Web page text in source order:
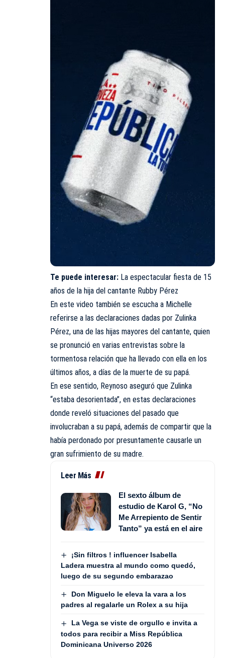
Te puede interesar: La espectacular fiesta de 15
años de la hija del cantante Rubby Pérez
En este video también se escucha a Michelle
referirse a las declaraciones dadas por Zulinka
Pérez, una de las hijas mayores del cantante, quien
se pronunció en varias entrevistas sobre la
tormentosa relación que ha llevado con ella en los
últimos años, a días de la muerte de su papá.
En ese sentido, Reynoso aseguró que Zulinka
“estaba desorientada”, en estas declaraciones
donde reveló situaciones del pasado que
involucraban a su papá, además de compartir que la
había perdonado por presuntamente causarle un
gran sufrimiento de su madre.
Leer Más
El sexto álbum de
estudio de Karol G, “No
Me Arrepiento de Sentir
Tanto” ya está en el aire
¡Sin filtros ! influencer Isabella
Ladera muestra al mundo como quedó,
luego de su segundo embarazao
Don Miguelo le eleva la vara a los
padres al regalarle un Rolex a su hija
La Vega se viste de orgullo e invita a
todos para recibir a Miss República
Dominicana Universo 2026